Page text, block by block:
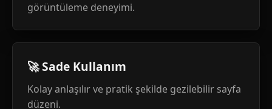
görüntüleme deneyimi.
🚀 Sade Kullanım
Kolay anlaşılır ve pratik şekilde gezilebilir sayfa
düzeni.